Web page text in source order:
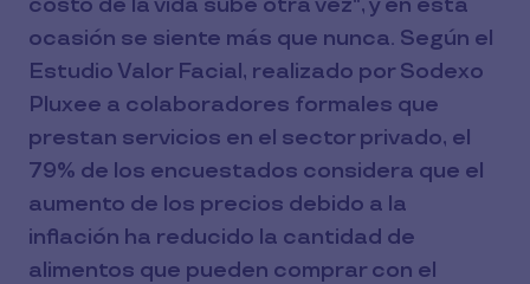
costo de la vida sube otra vez", y en esta
ocasión se siente más que nunca. Según el
Estudio Valor Facial, realizado por Sodexo
Pluxee a colaboradores formales que
prestan servicios en el sector privado, el
79% de los encuestados considera que el
aumento de los precios debido a la
inflación ha reducido la cantidad de
alimentos que pueden comprar con el